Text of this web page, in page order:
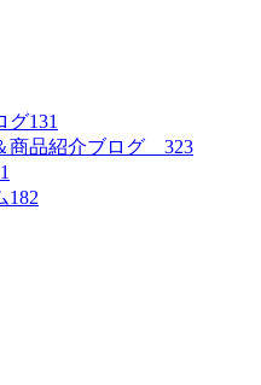
グ131
品紹介ブログ 323
182